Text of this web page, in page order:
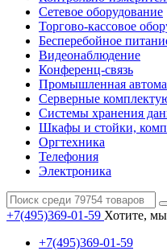
Сетевое оборудование
Торгово-кассовое
Бесперебойное
Видеонаблюдение
Конференц-связь
Промышленная
Серверные
Системы хранения
Шкафы и стойки,
Оргтехника
Телефония
Электроника
+7(495)369-01-59 Хотите,
+7(495)369-01-59